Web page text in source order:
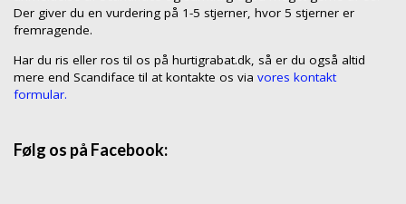
Der giver du en vurdering på 1-5 stjerner, hvor 5 stjerner er
fremragende.
Har du ris eller ros til os på hurtigrabat.dk, så er du også altid
mere end Scandiface til at kontakte os via vores kontakt
formular.
Følg os på Facebook: